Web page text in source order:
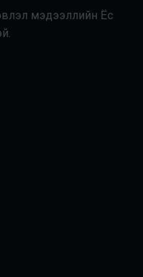
мэдээллийн Ёс